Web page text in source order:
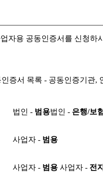
자용 공동인증서를 신청하
증서 목록 - 공동인증기관,
법인 - 범용법인 - 은행/보험
사업자 - 범용
사업자 - 범용 사업자 - 전